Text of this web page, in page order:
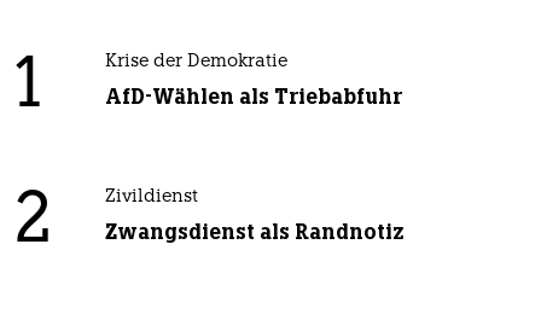
1 Krise der Demokratie
AfD-Wählen als Triebabfuhr
2 Zivildienst
Zwangsdienst als Randnotiz